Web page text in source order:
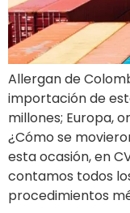
Allergan de
importación de
millones; Europa,
¿Cómo se
esta ocasión, en
contamos todos
procedimientos